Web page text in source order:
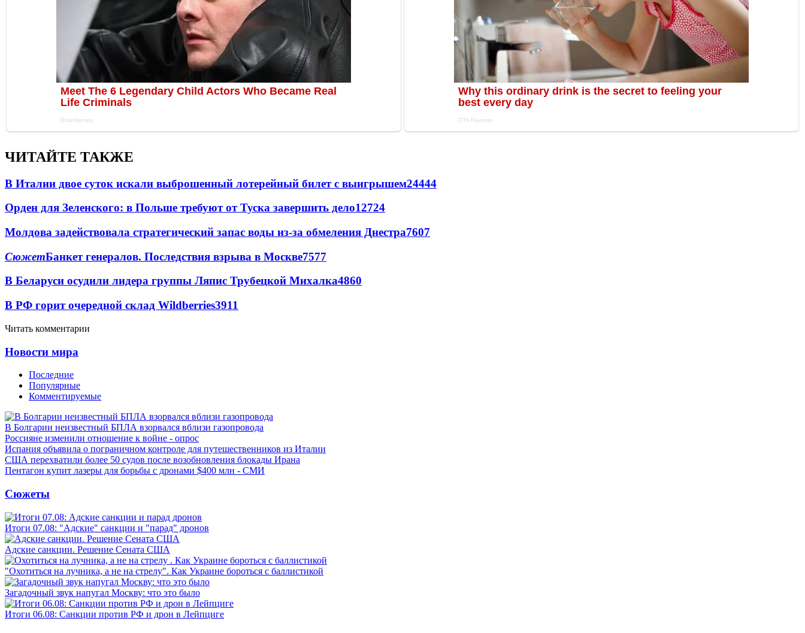
ЧИТАЙТЕ ТАКЖЕ
В Италии двое суток искали выброшенный лотерейный билет с выигрышем24444
Орден для Зеленского: в Польше требуют от Туска завершить дело12724
Молдова задействовала стратегический запас воды из-за обмеления Днестра7607
СюжетБанкет генералов. Последствия взрыва в Москве7577
В Беларуси осудили лидера группы Ляпис Трубецкой Михалка4860
В РФ горит очередной склад Wildberries3911
Читать комментарии
Новости мира
Последние
Популярные
Комментируемые
В Болгарии неизвестный БПЛА взорвался вблизи газопровода
Россияне изменили отношение к войне - опрос
Испания объявила о пограничном контроле для путешественников из Италии
США перехватили более 50 судов после возобновления блокады Ирана
Пентагон купит лазеры для борьбы с дронами $400 млн - СМИ
Сюжеты
Итоги 07.08: "Адские" санкции и "парад" дронов
Адские санкции. Решение Сената США
"Охотиться на лучника, а не на стрелу". Как Украине бороться с баллистикой
Загадочный звук напугал Москву: что это было
Итоги 06.08: Санкции против РФ и дрон в Лейпциге